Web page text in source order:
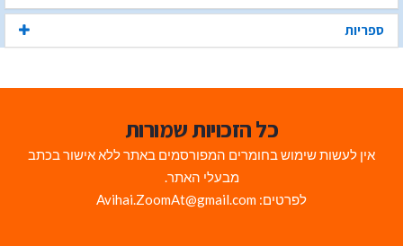
ספריות
כל הזכויות שמורות
אין לעשות שימוש בחומרים המפורסמים באתר ללא אישור בכתב
מבעלי האתר.
לפרטים: Avihai.ZoomAt@gmail.com